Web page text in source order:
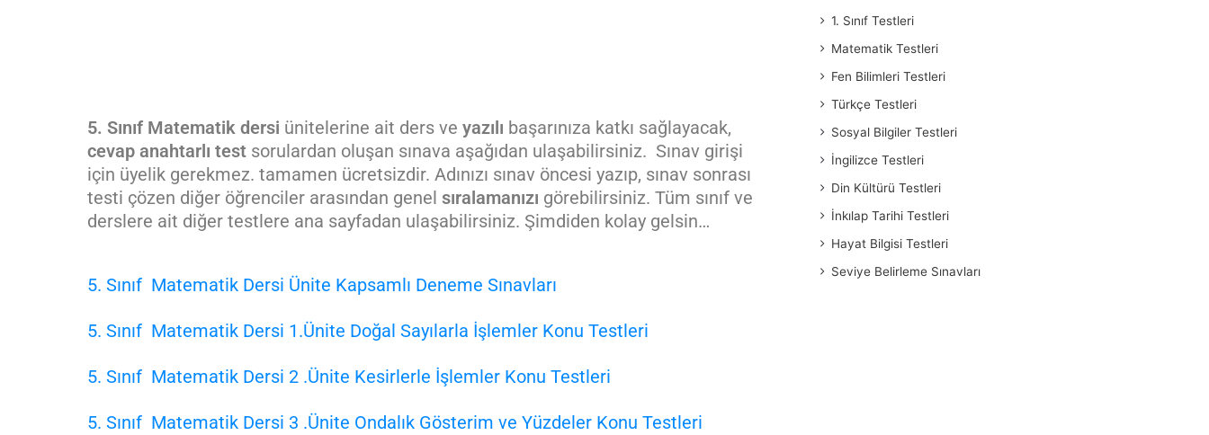
5. Sınıf Matematik dersi ünitelerine ait ders ve yazılı başarınıza katkı sağlayacak,
cevap anahtarlı test sorulardan oluşan sınava aşağıdan ulaşabilirsiniz. Sınav girişi
için üyelik gerekmez. tamamen ücretsizdir. Adınızı sınav öncesi yazıp, sınav sonrası
testi çözen diğer öğrenciler arasından genel sıralamanızı görebilirsiniz. Tüm sınıf ve
derslere ait diğer testlere ana sayfadan ulaşabilirsiniz. Şimdiden kolay gelsin…
5. Sınıf Matematik Dersi Ünite Kapsamlı Deneme Sınavları
5. Sınıf Matematik Dersi 1.Ünite Doğal Sayılarla İşlemler Konu Testleri
5. Sınıf Matematik Dersi 2 .Ünite Kesirlerle İşlemler Konu Testleri
5. Sınıf Matematik Dersi 3 .Ünite Ondalık Gösterim ve Yüzdeler Konu Testleri
1. Sınıf Testleri
Matematik Testleri
Fen Bilimleri Testleri
Türkçe Testleri
Sosyal Bilgiler Testleri
İngilizce Testleri
Din Kültürü Testleri
İnkılap Tarihi Testleri
Hayat Bilgisi Testleri
Seviye Belirleme Sınavları